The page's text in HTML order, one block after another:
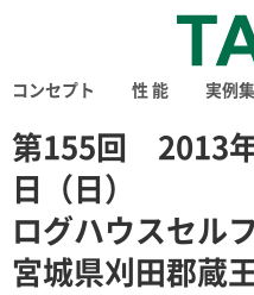
コンセプト 性 能 実例集
第155回 2013
日（日）
ログハウスセル
宮城県刈田郡蔵